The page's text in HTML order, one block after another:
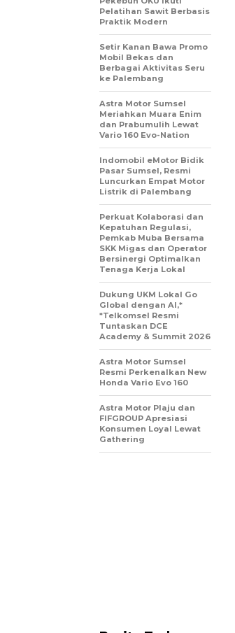
Pelatihan Sawit Berbasis
Praktik Modern
Setir Kanan Bawa Promo
Mobil Bekas dan
Berbagai Aktivitas Seru
ke Palembang
Astra Motor Sumsel
Meriahkan Muara Enim
dan Prabumulih Lewat
Vario 160 Evo-Nation
Indomobil eMotor Bidik
Pasar Sumsel, Resmi
Luncurkan Empat Motor
Listrik di Palembang
Perkuat Kolaborasi dan
Kepatuhan Regulasi,
Pemkab Muba Bersama
SKK Migas dan Operator
Bersinergi Optimalkan
Tenaga Kerja Lokal
Dukung UKM Lokal Go
Global dengan AI,*
*Telkomsel Resmi
Tuntaskan DCE
Academy & Summit 2026
Astra Motor Sumsel
Resmi Perkenalkan New
Honda Vario Evo 160
Astra Motor Plaju dan
FIFGROUP Apresiasi
Konsumen Loyal Lewat
Gathering